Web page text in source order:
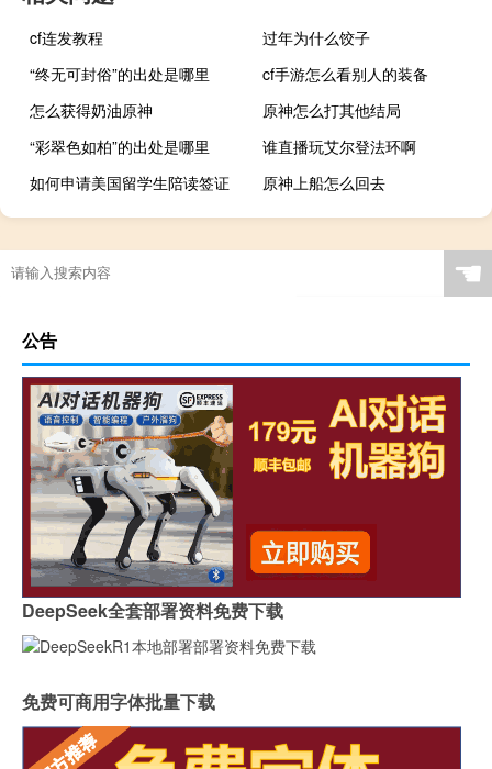
cf连发教程
过年为什么饺子
“终无可封俗”的出处是哪里
cf手游怎么看别人的装备
怎么获得奶油原神
原神怎么打其他结局
“彩翠色如柏”的出处是哪里
谁直播玩艾尔登法环啊
如何申请美国留学生陪读签证
原神上船怎么回去
☚
公告
DeepSeek全套部署资料免费下载
免费可商用字体批量下载